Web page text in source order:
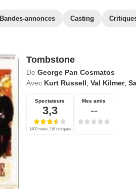
Bandes-annonces Casting
Tombstone
De George Pan Cosmatos
Avec Kurt Russell Val Kilmer,
Spectateurs
3,3
1408 notes, 116 critiques
Mes amis
--